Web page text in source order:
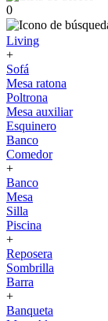
0
Living
+
Sofá
Mesa ratona
Poltrona
Mesa auxiliar
Esquinero
Banco
Comedor
+
Banco
Mesa
Silla
Piscina
+
Reposera
Sombrilla
Barra
+
Banqueta